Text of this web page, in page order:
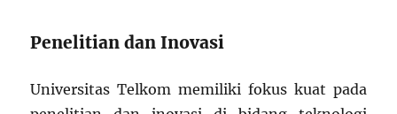
Penelitian dan Inovasi
Universitas Telkom memiliki fokus kuat pada